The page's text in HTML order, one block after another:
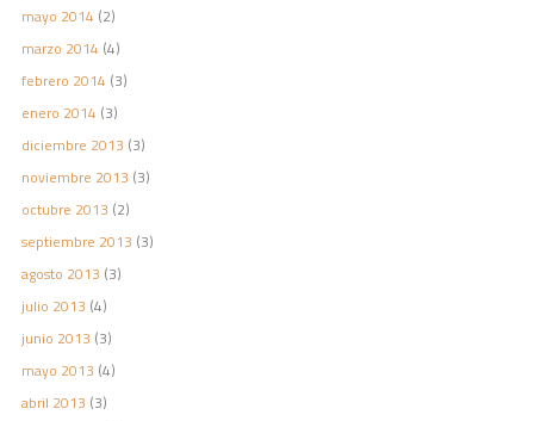
mayo 2014 (2)
marzo 2014 (4)
febrero 2014 (3)
enero 2014 (3)
diciembre 2013 (3)
noviembre 2013 (3)
octubre 2013 (2)
septiembre 2013 (3)
agosto 2013 (3)
julio 2013 (4)
junio 2013 (3)
mayo 2013 (4)
abril 2013 (3)